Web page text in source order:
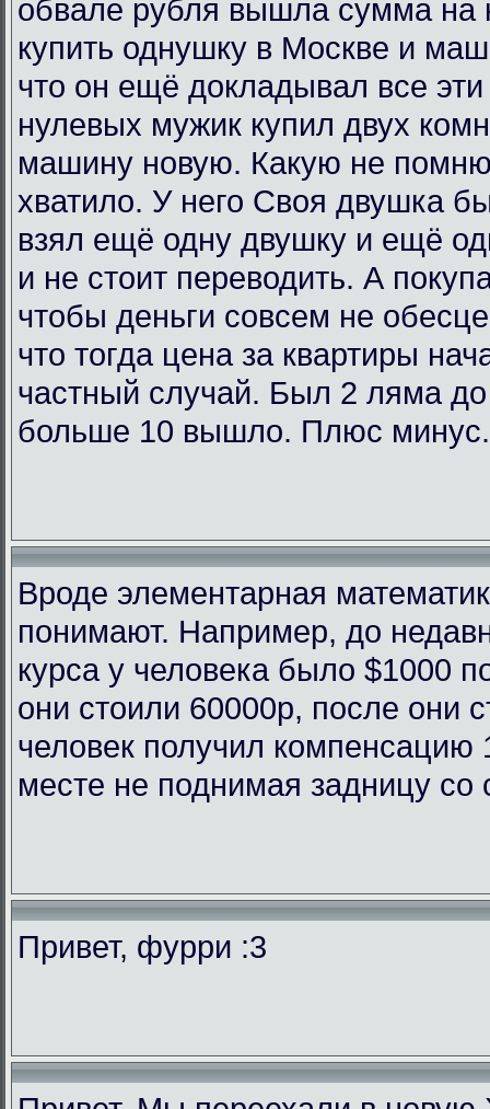
обвале рубля вышла сумма на
купить однушку в Москве и
что он ещё докладывал все
нулевых мужик купил двух
машину новую. Какую не
хватило. У него Своя двушка
взял ещё одну двушку и ещё
и не стоит переводить. А
чтобы деньги совсем не
что тогда цена за квартиры
частный случай. Был 2 ляма
больше 10 вышло. Плюс минус.
Вроде элементарная
понимают. Например, до
курса у человека было $1000
они стоили 60000р, после они
человек получил компенсацию
месте не поднимая задницу со
Привет, фурри :3